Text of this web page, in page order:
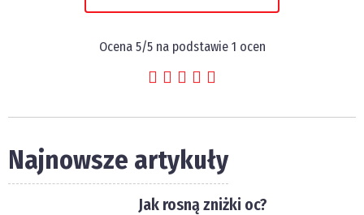
Ocena 5/5 na podstawie 1 ocen
Najnowsze artykuły
Jak rosną zniżki oc?